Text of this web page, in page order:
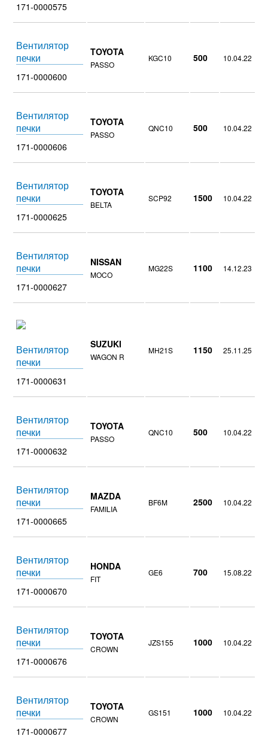
171-0000575
Вентилятор
печки
171-0000600
TOYOTA
PASSO
KGC10 500 10.04.22
Вентилятор
печки
171-0000606
TOYOTA
PASSO
QNC10 500 10.04.22
Вентилятор
печки
171-0000625
TOYOTA
BELTA
SCP92 1500 10.04.22
Вентилятор
печки
171-0000627
NISSAN
MOCO
MG22S 1100 14.12.23
Вентилятор
печки
171-0000631
SUZUKI
WAGON R
MH21S 1150 25.11.25
Вентилятор
печки
171-0000632
TOYOTA
PASSO
QNC10 500 10.04.22
Вентилятор
печки
171-0000665
MAZDA
FAMILIA
BF6M 2500 10.04.22
Вентилятор
печки
171-0000670
HONDA
FIT
GE6 700 15.08.22
Вентилятор
печки
171-0000676
TOYOTA
CROWN
JZS155 1000 10.04.22
Вентилятор
печки
171-0000677
TOYOTA
CROWN
GS151 1000 10.04.22